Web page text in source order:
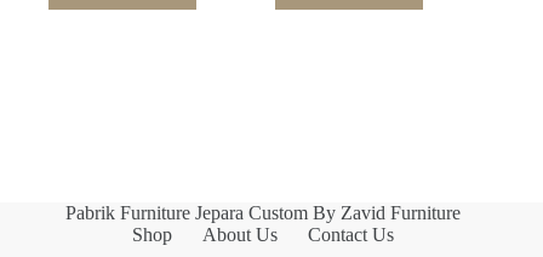
Pabrik Furniture Jepara Custom By Zavid Furniture
Shop
About Us Contact Us